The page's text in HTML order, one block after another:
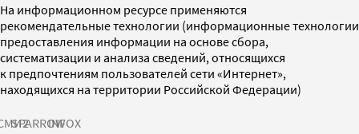
На информационном ресурсе применяются
рекомендательные технологии (информационные технологии
предоставления информации на основе сбора,
систематизации и анализа сведений, относящихся
к предпочтениям пользователей сети «Интернет»,
находящихся на территории Российской Федерации)
SPARROWINFOX